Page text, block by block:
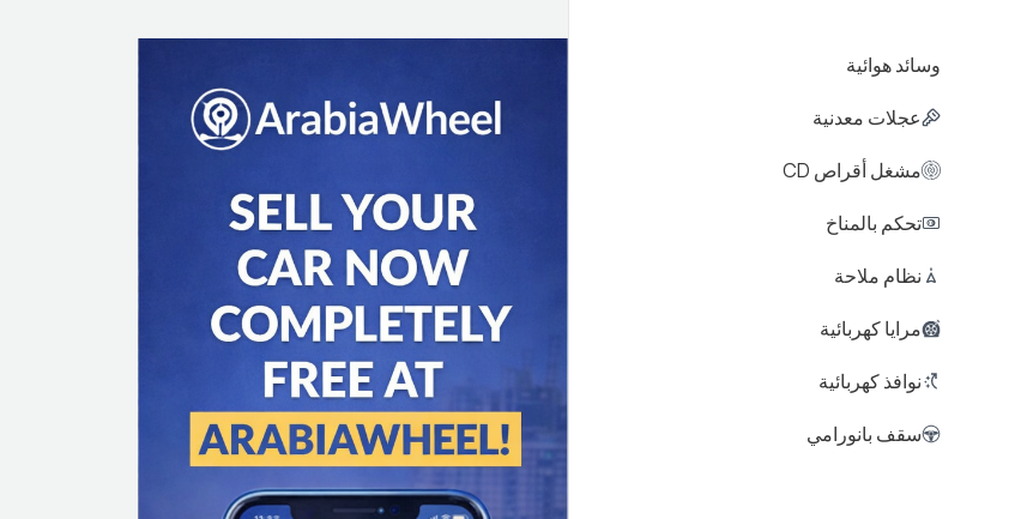
وسائد هوائية
عجلات معدنية
مشغل أقراص CD
تحكم بالمناخ
نظام ملاحة
مرايا كهربائية
نوافذ كهربائية
سقف بانورامي